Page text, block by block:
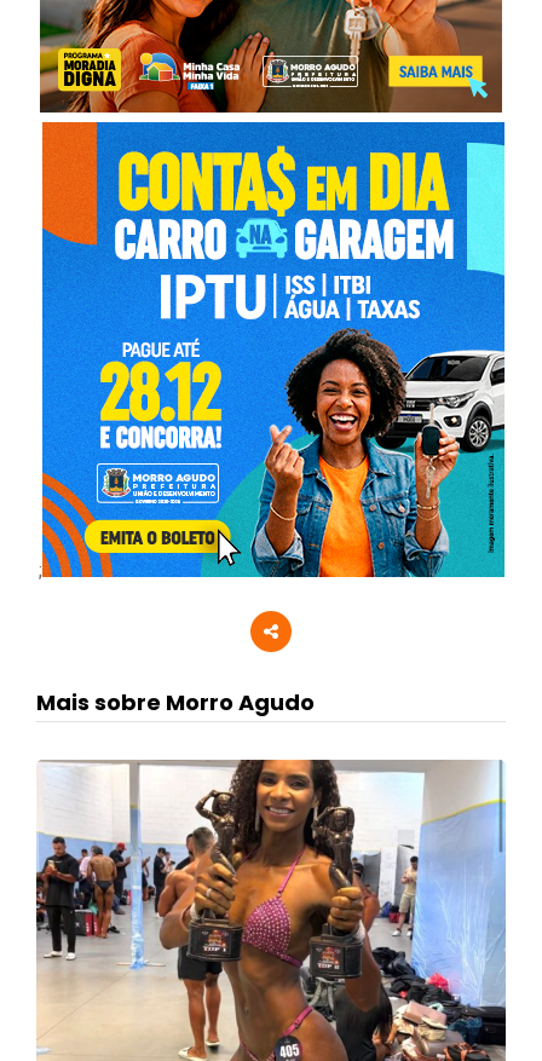
;
Mais sobre Morro Agudo